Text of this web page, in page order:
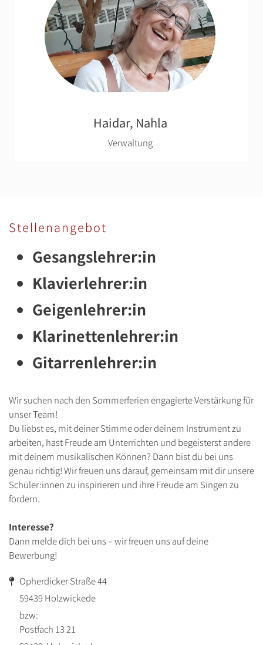
Haidar, Nahla
Verwaltung
Stellenangebot
Gesangslehrer:in
Klavierlehrer:in
Geigenlehrer:in
Klarinettenlehrer:in
Gitarrenlehrer:in
Wir suchen nach den Sommerferien engagierte Verstärkung für
unser Team!
Du liebst es, mit deiner Stimme oder deinem Instrument zu
arbeiten, hast Freude am Unterrichten und begeisterst andere
mit deinem musikalischen Können? Dann bist du bei uns
genau richtig! Wir freuen uns darauf, gemeinsam mit dir unsere
Schüler:innen zu inspirieren und ihre Freude am Singen zu
fördern.
Interesse?
Dann melde dich bei uns – wir freuen uns auf deine
Bewerbung!

Opherdicker Straße 44
59439 Holzwickede
bzw:
Postfach 13 21